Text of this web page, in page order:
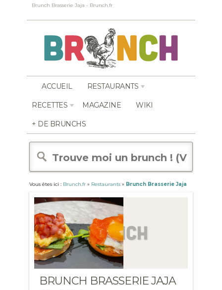
Brunch Brasserie Jaja - Brunch.fr
ACCUEIL RESTAURANTS
RECETTES MAGAZINE WIKI
+ DE BRUNCHS
Vous êtes ici : Brunch.fr » Restaurants » Brunch Brasserie Jaja
BRUNCH BRASSERIE JAJA